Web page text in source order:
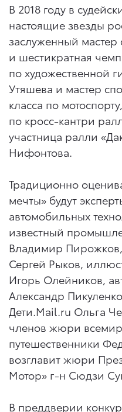
В 2018 году в
настоящие звезды
заслуженный
и шестикратная
по художественной
Утяшева и мастер
класса по
по кросс-кантри
участница ралли
Нифонтова.
Традиционно
мечты» будут
автомобильных
известный
Владимир Пирожков,
Сергей Рыков,
Игорь Олейников,
Александр
Дети.Mail.ru Ольга
членов жюри
путешественники
возглавит жюри
Мотор» г-н Сюдзи
В преддверии